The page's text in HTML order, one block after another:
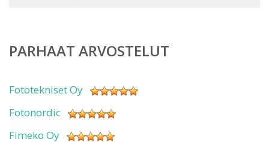
PARHAAT ARVOSTELUT
Fototekniset Oy
Fotonordic
Fimeko Oy